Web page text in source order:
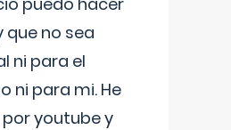
que no sea
ni para el
ni para mi. He
youtube y